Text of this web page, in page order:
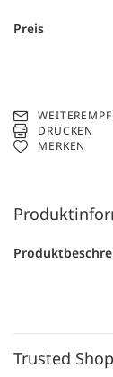
Preis
DRUCKEN
MERKEN
Trusted